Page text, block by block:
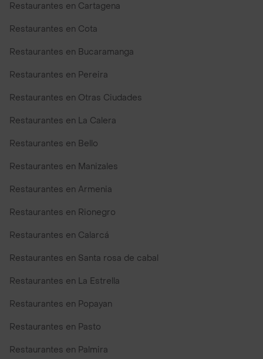
Restaurantes en Cartagena
Restaurantes en Cota
Restaurantes en Bucaramanga
Restaurantes en Pereira
Restaurantes en Otras Ciudades
Restaurantes en La Calera
Restaurantes en Bello
Restaurantes en Manizales
Restaurantes en Armenia
Restaurantes en Rionegro
Restaurantes en Calarcá
Restaurantes en Santa rosa de cabal
Restaurantes en La Estrella
Restaurantes en Popayan
Restaurantes en Pasto
Restaurantes en Palmira